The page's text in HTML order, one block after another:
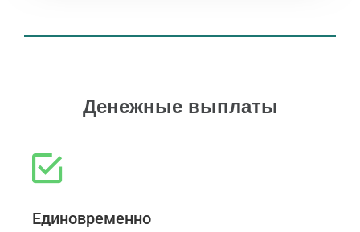
Денежные выплаты
Единовременно